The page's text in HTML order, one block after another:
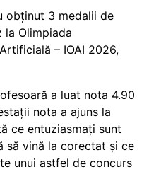
obținut 3 medalii de
la Olimpiada
– IOAI 2026,
a luat nota 4.90
nota a ajuns la
ce entuziasmați sunt
să vină la corectat și ce
unui astfel de concurs